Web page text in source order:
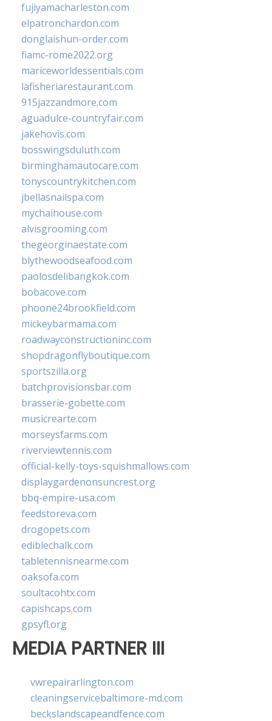
fujiyamacharleston.com
elpatronchardon.com
donglaishun-order.com
fiamc-rome2022.org
mariceworldessentials.com
lafisheriarestaurant.com
915jazzandmore.com
aguadulce-countryfair.com
jakehovis.com
bosswingsduluth.com
birminghamautocare.com
tonyscountrykitchen.com
jbellasnailspa.com
mychaihouse.com
alvisgrooming.com
thegeorginaestate.com
blythewoodseafood.com
paolosdelibangkok.com
bobacove.com
phoone24brookfield.com
mickeybarmama.com
roadwayconstructioninc.com
shopdragonflyboutique.com
sportszilla.org
batchprovisionsbar.com
brasserie-gobette.com
musicrearte.com
morseysfarms.com
riverviewtennis.com
official-kelly-toys-squishmallows.com
displaygardenonsuncrest.org
bbq-empire-usa.com
feedstoreva.com
drogopets.com
ediblechalk.com
tabletennisnearme.com
oaksofa.com
soultacohtx.com
capishcaps.com
gpsyfl.org
MEDIA PARTNER III
vwrepairarlington.com
cleaningservicebaltimore-md.com
beckslandscapeandfence.com